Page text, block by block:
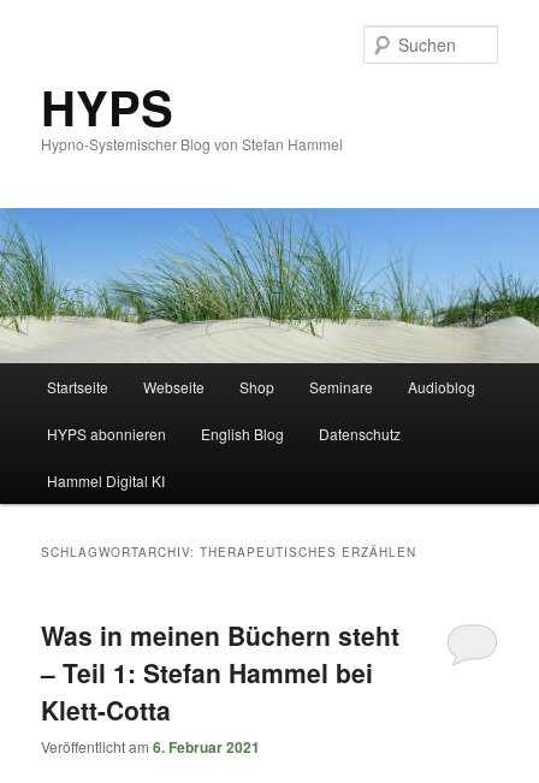
HYPS
Hypno-Systemischer Blog von Stefan Hammel
Zum
primären
Inhalt
springen
Zum
sekundären
Inhalt
springen
Startseite Webseite Shop Seminare Audioblog
HYPS abonnieren English Blog Datenschutz
Hammel Digital KI
SCHLAGWORTARCHIV:THERAPEUTISCHES ERZÄHLEN
Was in meinen Büchern steht
– Teil 1: Stefan Hammel bei
Klett-Cotta
Veröffentlicht am6. Februar 2021